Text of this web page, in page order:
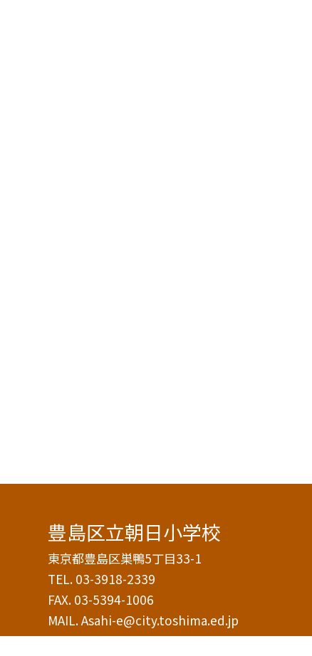
豊島区立朝日小学校
東京都豊島区巣鴨5丁目33-1
TEL. 03-3918-2339
FAX. 03-5394-1006
MAIL. Asahi-e@city.toshima.ed.jp